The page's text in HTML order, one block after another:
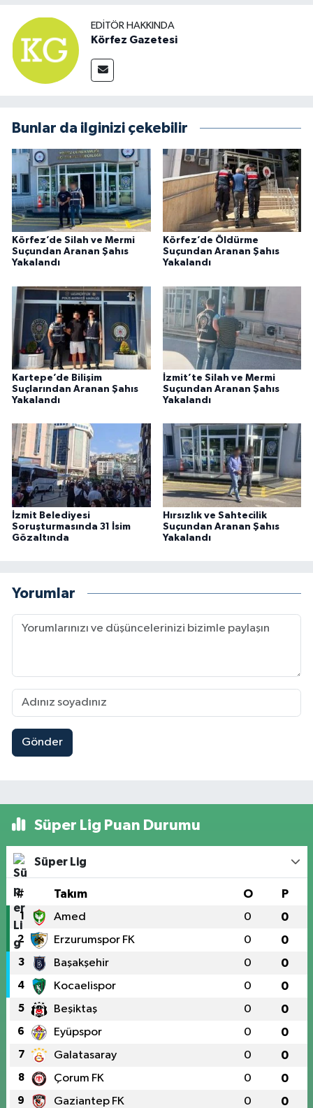
EDITÖR HAKKINDA
Körfez Gazetesi
Bunlar da ilginizi çekebilir
Körfez’de Silah ve Mermi
Suçundan Aranan Şahıs
Yakalandı
Körfez’de Öldürme
Suçundan Aranan Şahıs
Yakalandı
Kartepe’de Bilişim
Suçlarından Aranan Şahıs
Yakalandı
İzmit’te Silah ve Mermi
Suçundan Aranan Şahıs
Yakalandı
İzmit Belediyesi
Soruşturmasında 31 İsim
Gözaltında
Hırsızlık ve Sahtecilik
Suçundan Aranan Şahıs
Yakalandı
Yorumlar
Gönder
Süper Lig Puan Durumu
Süper Lig
# Takım O P
1 Amed 0 0
2 Erzurumspor FK 0 0
3 Başakşehir 0 0
4 Kocaelispor 0 0
5 Beşiktaş 0 0
6 Eyüpspor 0 0
7 Galatasaray 0 0
8 Çorum FK 0 0
9 Gaziantep FK 0 0